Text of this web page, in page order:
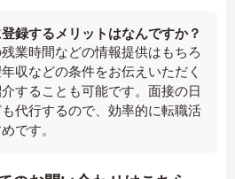
録するメリットはなんですか？
業時間などの情報提供はもちろ
収などの条件をお伝えいただく
することも可能です。面接の日
代行するので、効率的に転職活
です。